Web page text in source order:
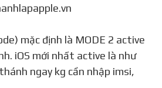
mặc định là MODE 2 active
iOS mới nhất active là như
ngay kg cần nhập imsi,